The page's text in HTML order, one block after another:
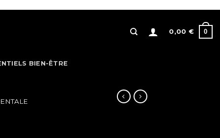
0,00 € 0
BIEN-ÊTRE